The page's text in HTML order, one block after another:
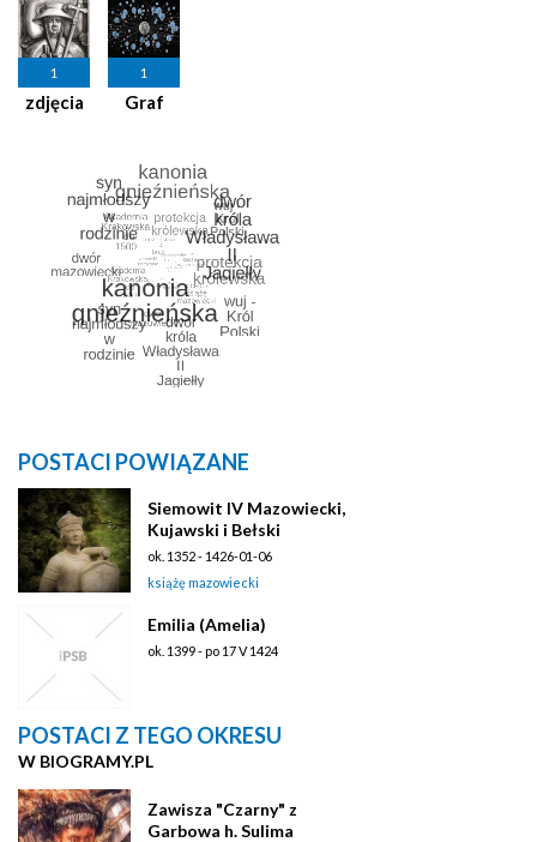
1
zdjęcia
1
Graf
POSTACI POWIĄZANE
Siemowit IV Mazowiecki,
Kujawski i Bełski
ok. 1352 - 1426-01-06
książę mazowiecki
Emilia (Amelia)
ok. 1399 - po 17 V 1424
POSTACI Z TEGO OKRESU
W BIOGRAMY.PL
Zawisza "Czarny" z
Garbowa h. Sulima